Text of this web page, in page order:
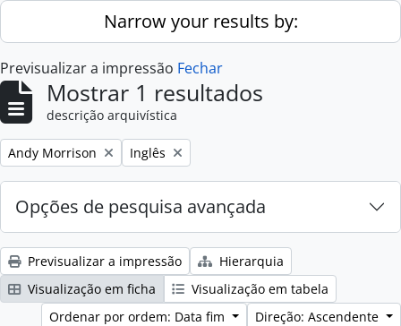
Skip to main contentNarrow your results by:
Previsualizar a impressão Fechar
Mostrar 1 resultados
descrição arquivística
Remove filter:
Andy Morrison Remove filter:
Inglês
Opções de pesquisa avançada
Previsualizar a impressão
Hierarquia
Visualização em ficha
Visualização em tabela
Ordenar por ordem: Data fim
Direção: Ascendente